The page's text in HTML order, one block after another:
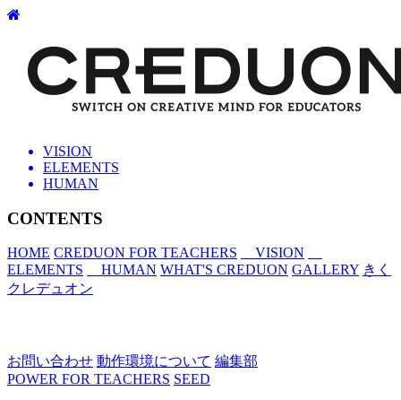
VISION
ELEMENTS
HUMAN
CONTENTS
HOME CREDUON FOR TEACHERS
VISION
ELEMENTS
HUMAN WHAT'S CREDUON GALLERY きく
クレデュオン
お問い合わせ 動作環境について 編集部
POWER FOR TEACHERS SEED